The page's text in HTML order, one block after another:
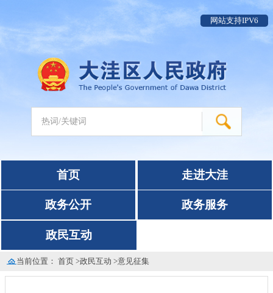
网站支持IPV6
首页 走进大洼
政务公开 政务服务
政民互动
当前位置：首页 >政民互动 >意见征集